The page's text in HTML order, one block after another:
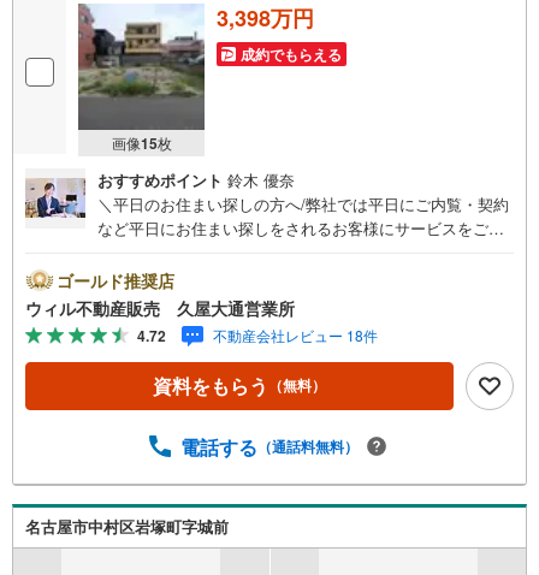
画像15枚
3,398万円
成約でもらえる
おすすめポイント 鈴木 優奈
＼平日のお住まい探しの方へ/弊社では平日にご内覧・契約
など平日にお住まい探しをされるお客様にサービスをご用
時まで”毎日”営業しています。事前にご予約頂きましたら営
業時間外でのご内覧もご対応いたします。＼本物件の他に
も気になる物件がある方へ/不動産業者間で不動産情報が共
有されているので、名古屋市全域や、その他隣接エリアで
もご内覧が可能です！ 【ウィル不動産販売 久屋大通営業
所】◎地下鉄東山線「栄」駅7A出口から徒歩1分、名城線
ズスペースあり◎営業時間 10:00～19:00（定休日無し） 上
軽にご連絡下さい！現地を見学される場合は「室内・現地
を見学する（無料）」ボタンよりご希望の日時をご記入い
ただけますとスムーズにご案内が可能です。
ゴールド推奨店
ウィル不動産販売 久屋大通営業所
4.72 不動産会社レビュー 18件
資料をもらう （無料）
電話する （通話料無料）
名古屋市中村区岩塚町字城前